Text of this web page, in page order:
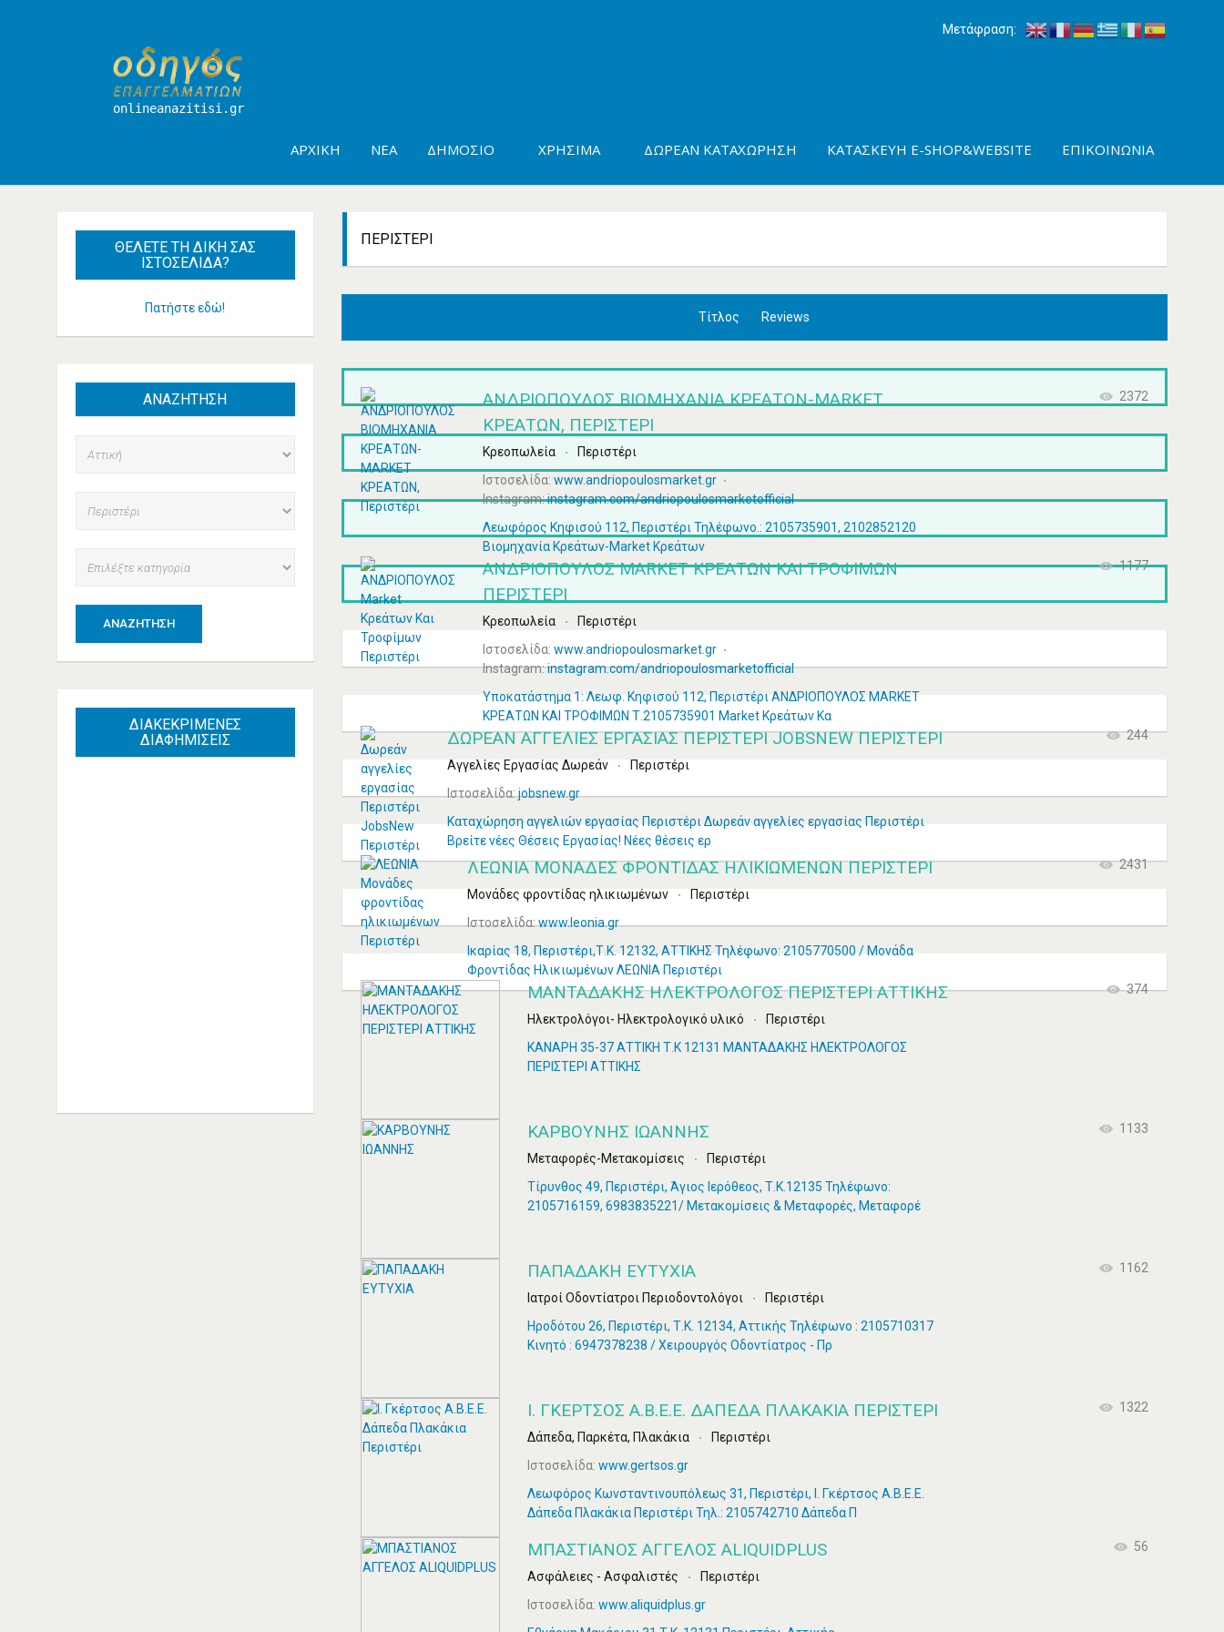
Μετάφραση:
onlineanazitisi.gr
ΑΡΧΙΚΉ ΝΈΑ ΔΗΜΌΣΙΟ ΧΡΉΣΙΜΑ ΔΩΡΕΆΝ ΚΑΤΑΧΏΡΗΣΗ ΚΑΤΑΣΚΕΥΉ E-SHOP&WEBSITE ΕΠΙΚΟΙΝΩΝΊΑ
ΠΕΡΙΣΤΈΡΙ
Τίτλος Reviews
ΑΝΔΡΙΟΠΟΥΛΟΣ ΒΙΟΜΗΧΑΝΙΑ ΚΡΕΑΤΩΝ-MARKET
ΚΡΕΑΤΩΝ, ΠΕΡΙΣΤΈΡΙ
Κρεοπωλεία
Περιστέρι
Ιστοσελίδα: www.andriopoulosmarket.gr
Instagram:instagram.com/andriopoulosmarketofficial
Λεωφόρος Κηφισού 112, Περιστέρι Τηλέφωνο.: 2105735901, 2102852120
Βιομηχανία Κρεάτων-Market Κρεάτων
2372
ΑΝΔΡΙΟΠΟΥΛΟΣ MARKET ΚΡΕΆΤΩΝ ΚΑΙ ΤΡΟΦΊΜΩΝ
ΠΕΡΙΣΤΈΡΙ
Κρεοπωλεία
Περιστέρι
Ιστοσελίδα: www.andriopoulosmarket.gr
Instagram:instagram.com/andriopoulosmarketofficial
Υποκατάστημα 1: Λεωφ. Κηφισού 112, Περιστέρι ΑΝΔΡΙΟΠΟΥΛΟΣ MARKET
ΚΡΕΑΤΩΝ ΚΑΙ ΤΡΟΦΙΜΩΝ Τ.2105735901 Market Κρεάτων Κα
1177
ΔΩΡΕΆΝ ΑΓΓΕΛΊΕΣ ΕΡΓΑΣΊΑΣ ΠΕΡΙΣΤΈΡΙ JOBSNEW ΠΕΡΙΣΤΈΡΙ
Αγγελίες Εργασίας Δωρεάν
Περιστέρι
Ιστοσελίδα:jobsnew.gr
Καταχώρηση αγγελιών εργασίας Περιστέρι Δωρεάν αγγελίες εργασίας Περιστέρι
Βρείτε νέες Θέσεις Εργασίας! Νέες θέσεις ερ
244
ΛΕΩΝΙΑ ΜΟΝΆΔΕΣ ΦΡΟΝΤΊΔΑΣ ΗΛΙΚΙΩΜΈΝΩΝ ΠΕΡΙΣΤΈΡΙ
Μονάδες φροντίδας ηλικιωμένων
Περιστέρι
Ιστοσελίδα:www.leonia.gr
Ικαρίας 18, Περιστέρι,Τ.Κ. 12132, ΑΤΤΙΚΗΣ Τηλέφωνο: 2105770500 / Μονάδα
Φροντίδας Ηλικιωμένων ΛΕΩΝΙΑ Περιστέρι
2431
ΜΑΝΤΑΔΑΚΗΣ ΗΛΕΚΤΡΟΛΟΓΟΣ ΠΕΡΙΣΤΕΡΙ ΑΤΤΙΚΗΣ
Ηλεκτρολόγοι- Ηλεκτρολογικό υλικό
Περιστέρι
ΚΑΝΑΡΗ 35-37 ΑΤΤΙΚΗ Τ.Κ 12131 ΜΑΝΤΑΔΑΚΗΣ ΗΛΕΚΤΡΟΛΟΓΟΣ
ΠΕΡΙΣΤΕΡΙ ΑΤΤΙΚΗΣ
374
ΚΑΡΒΟΥΝΗΣ ΙΩΑΝΝΗΣ
Μεταφορές-Μετακομίσεις
Περιστέρι
Τίρυνθος 49, Περιστέρι, Άγιος Ιερόθεος, Τ.Κ.12135 Τηλέφωνο:
2105716159, 6983835221/ Μετακομίσεις & Μεταφορές, Μεταφορέ
1133
ΠΑΠΑΔΑΚΗ ΕΥΤΥΧΙΑ
Ιατροί Οδοντίατροι Περιοδοντολόγοι
Περιστέρι
Ηροδότου 26, Περιστέρι, Τ.Κ. 12134, Αττικής Τηλέφωνο : 2105710317
Κινητό : 6947378238 / Χειρουργός Οδοντίατρος - Πρ
1162
Ι. ΓΚΈΡΤΣΟΣ Α.Β.Ε.Ε. ΔΆΠΕΔΑ ΠΛΑΚΆΚΙΑ ΠΕΡΙΣΤΈΡΙ
Δάπεδα, Παρκέτα, Πλακάκια
Περιστέρι
Ιστοσελίδα: www.gertsos.gr
Λεωφόρος Κωνσταντινουπόλεως 31, Περιστέρι, Ι. Γκέρτσος Α.Β.Ε.Ε.
Δάπεδα Πλακάκια Περιστέρι Τηλ.: 2105742710 Δάπεδα Π
1322
ΜΠΑΣΤΙΑΝΟΣ ΑΓΓΕΛΟΣ ALIQUIDPLUS
Ασφάλειες - Ασφαλιστές
Περιστέρι
Ιστοσελίδα: www.aliquidplus.gr
56
ΘΈΛΕΤΕΤΗ ΔΙΚΉ ΣΑΣ
ΙΣΤΟΣΕΛΊΔΑ?
Πατήστε εδώ!
ΑΝΑΖΗΤΗΣΗ
ΑΝΑΖΉΤΗΣΗ
ΔΙΑΚΕΚΡΙΜΕΝΕΣ
ΔΙΑΦΗΜΙΣΕΙΣ